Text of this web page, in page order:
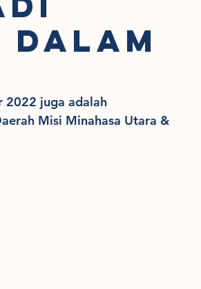
DALAM
2022 juga adalah
Misi Minahasa Utara &